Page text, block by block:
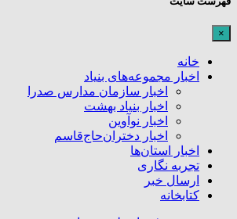
×
خانه
اخبار مجموعه‌های بنیاد
اخبار سازمان مدارس صدرا
اخبار بنیاد بهشت
اخبار نوآوین
اخبار دختران‌حاج‌قاسم
اخبار استان‌ها
تجربه نگاری
ارسال خبر
کتابخانه